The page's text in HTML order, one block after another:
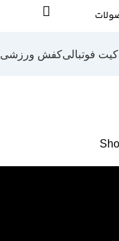
کیت فوتبالیکفش ورزشی